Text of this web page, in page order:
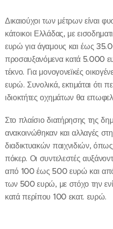
Δικαιούχοι των μέτρων είναι
κάτοικοι Ελλάδας, με
ευρώ για άγαμους και έως
προσαυξανόμενα κατά 5.000
τέκνο. Για μονογονεϊκές
ευρώ. Συνολικά, εκτιμάται ότι
ιδιοκτήτες οχημάτων θα
Στο πλαίσιο διατήρησης της
ανακοινώθηκαν και αλλαγές
διαδικτυακών παιχνιδιών,
πόκερ. Οι συντελεστές
από 100 έως 500 ευρώ και
των 500 ευρώ, με στόχο την
κατά περίπου 100 εκατ. ευρώ.